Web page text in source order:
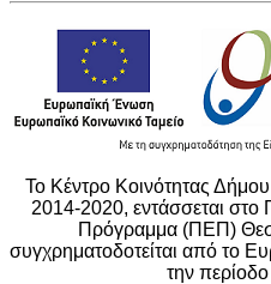
Το Κέντρο Κοινότητας
2014-2020, εντάσσεται στο
Πρόγραμμα (ΠΕΠ)
συγχρηματοδοτείται από το
την